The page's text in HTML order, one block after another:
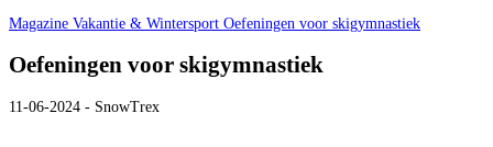
Magazine Vakantie & Wintersport Oefeningen voor skigymnastiek
Oefeningen voor skigymnastiek
11-06-2024 - SnowTrex